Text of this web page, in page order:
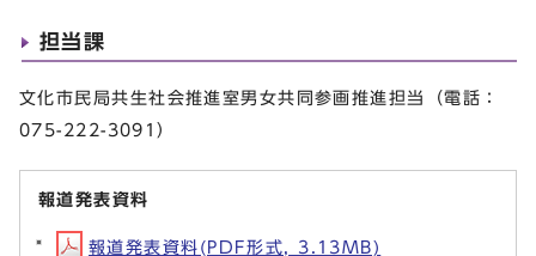
担当課
文化市民局共生社会推進室男女共同参画推進担当（電話：
075-222-3091）
報道発表資料
報道発表資料(PDF形式, 3.13MB)